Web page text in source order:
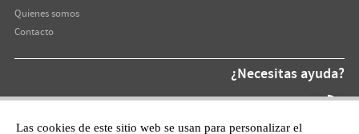
Las cookies de este sitio web se usan para personalizar el
Quienes somos
Contacto
¿Necesitas ayuda?
Teléfono At.
872 220 055